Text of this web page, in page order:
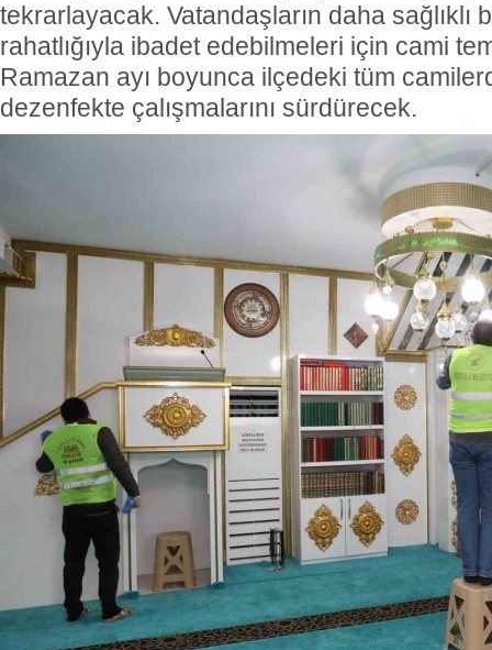
tekrarlayacak. Vatandaşların daha sağlıklı
rahatlığıyla ibadet edebilmeleri için cami
Ramazan ayı boyunca ilçedeki tüm
dezenfekte çalışmalarını sürdürecek.